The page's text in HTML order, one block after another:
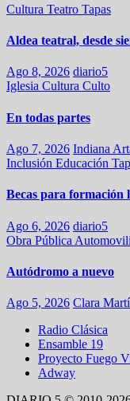
Cultura Teatro Tapas
Aldea teatral, desde
Ago 8, 2026 diario5
Iglesia Cultura Culto
En todas partes
Ago 7, 2026 Indiana
Inclusión Educación
Becas para formación
Ago 6, 2026 diario5
Obra Pública
Autódromo a nuevo
Ago 5, 2026 Clara
Radio Clásica
Ensamble 19
Proyecto Fuego
Adway